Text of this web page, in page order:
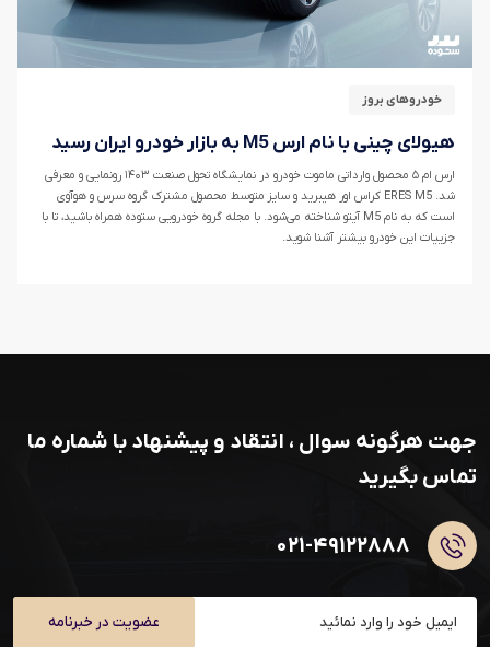
خودروهای بروز
هیولای چینی با نام ارس M5 به بازار خودرو ایران رسید
ارس ام ۵ محصول وارداتی ماموت خودرو در نمایشگاه تحول صنعت ۱۴۰۳ رونمایی و معرفی
شد. ERES M5 کراس اور هیبرید و سایز متوسط محصول مشترک گروه سرس و هوآوی
است که به نام M5 آیتو شناخته می‌شود. با مجله گروه خودرویی ستوده همراه باشید، تا با
جزییات این خودرو بیشتر آشنا شوید.
جهت هرگونه سوال ، انتقاد و پیشنهاد با شماره ما
تماس بگیرید
۰۲۱-۴۹۱۲۲۸۸۸
عضویت در خبرنامه